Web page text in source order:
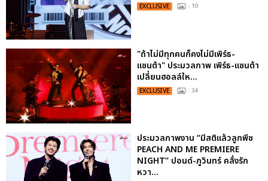
EXCLUSIVE : 10
"ถ้าไม่มีทุกคนก็คงไม่มีเพิร์ธ-
แซนต้า" ประมวลภาพ เพิร์ธ-แซนต้า
เปลี่ยนฮอลล์ให...
EXCLUSIVE : 34
ประมวลภาพงาน “มีสติแล้วลูกพีช
PEACH AND ME PREMIERE
NIGHT” ปอนด์-ภูวินทร์ คลั่งรัก
หวา...